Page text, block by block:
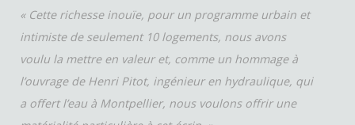
« Cette richesse inouïe, pour un programme urbain et
intimiste de seulement 10 logements, nous avons
voulu la mettre en valeur et, comme un hommage à
l’ouvrage de Henri Pitot, ingénieur en hydraulique, qui
a offert l’eau à Montpellier, nous voulons offrir une